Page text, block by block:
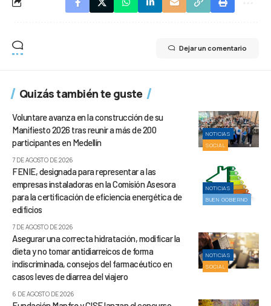
Dejar un comentario
Quizás también te guste
NOTICIAS
SOCIAL
Voluntare avanza en la construcción de su
Manifiesto 2026 tras reunir a más de 200
participantes en Medellín
7 DE AGOSTO DE 2026
NOTICIAS
BUEN GOBIERNO
FENIE, designada para representar a las
empresas instaladoras en la Comisión Asesora
para la certificación de eficiencia energética de
edificios
7 DE AGOSTO DE 2026
NOTICIAS
SOCIAL
Asegurar una correcta hidratación, modificar la
dieta y no tomar antidiarreicos de forma
indiscriminada, consejos del farmacéutico en
casos leves de diarrea del viajero
6 DE AGOSTO DE 2026